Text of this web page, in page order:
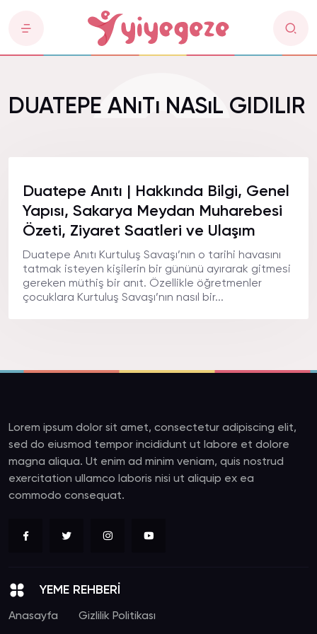
DUATEPE ANıTı NASıL GIDILIR
Duatepe Anıtı | Hakkında Bilgi, Genel
Yapısı, Sakarya Meydan Muharebesi
Özeti, Ziyaret Saatleri ve Ulaşım
Duatepe Anıtı Kurtuluş Savaşı’nın o tarihi havasını
tatmak isteyen kişilerin bir gününü ayırarak gitmesi
gereken müthiş bir anıt. Özellikle öğretmenler
çocuklara Kurtuluş Savaşı’nın nasıl bir...
Lorem ipsum dolor sit amet, consectetur adipiscing elit,
sed do eiusmod tempor incididunt ut labore et dolore
magna aliqua. Ut enim ad minim veniam, quis nostrud
exercitation ullamco laboris nisi ut aliquip ex ea
commodo consequat.
YEME REHBERİ
Anasayfa Gizlilik Politikası